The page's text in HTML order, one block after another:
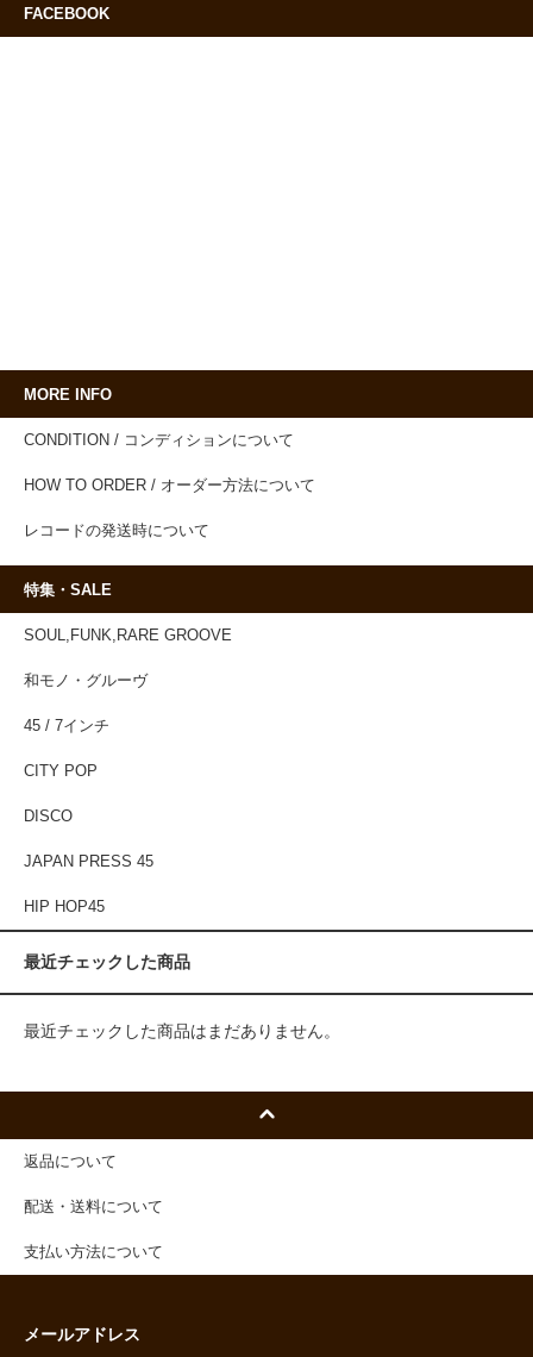
FACEBOOK
MORE INFO
CONDITION / コンディションについて
HOW TO ORDER / オーダー方法について
レコードの発送時について
特集・SALE
SOUL,FUNK,RARE GROOVE
和モノ・グルーヴ
45 / 7インチ
CITY POP
DISCO
JAPAN PRESS 45
HIP HOP45
最近チェックした商品
最近チェックした商品はまだありません。
返品について
配送・送料について
支払い方法について
メールアドレス